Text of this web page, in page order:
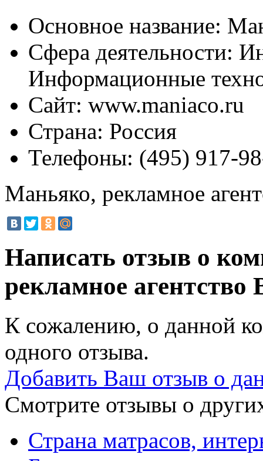
Основное название:
Сфера деятельности:
Информационные
Сайт: www.maniaco.ru
Страна: Россия
Телефоны: (495) 917-
Маньяко, рекламное
Написать отзыв о
рекламное агентство
К сожалению, о данной
одного отзыва.
Добавить Ваш отзыв о
Смотрите отзывы о
Страна матрасов,